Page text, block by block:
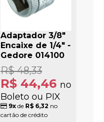
Adaptador 3/8"
Encaixe de 1/4" -
Gedore 014100
R$ 44,46 no
Boleto ou PIX
R$ 48,33
9xde R$ 6,32 no
cartão de crédito